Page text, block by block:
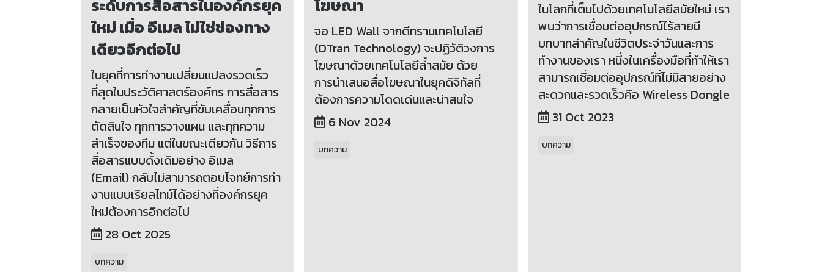
ระดับการสื่อสารในองค์กรยุค
ใหม่ เมื่อ อีเมล ไม่ใช่ช่องทาง
เดียวอีกต่อไป
ในยุคที่การทำงานเปลี่ยนแปลงรวดเร็ว
ที่สุดในประวัติศาสตร์องค์กร การสื่อสาร
กลายเป็นหัวใจสำคัญที่ขับเคลื่อนทุกการ
ตัดสินใจ ทุกการวางแผน และทุกความ
สำเร็จของทีม แต่ในขณะเดียวกัน วิธีการ
สื่อสารแบบดั้งเดิมอย่าง อีเมล
(Email) กลับไม่สามารถตอบโจทย์การทำ
งานแบบเรียลไทม์ได้อย่างที่องค์กรยุค
ใหม่ต้องการอีกต่อไป
28 Oct 2025
บทความ
โฆษณา
จอ LED Wall จากดีทรานเทคโนโลยี
(DTran Technology) จะปฏิวัติวงการ
โฆษณาด้วยเทคโนโลยีล้ำสมัย ด้วย
การนำเสนอสื่อโฆษณาในยุคดิจิทัลที่
ต้องการความโดดเด่นและน่าสนใจ
6 Nov 2024
บทความ
ในโลกที่เต็มไปด้วยเทคโนโลยีสมัยใหม่ เรา
พบว่าการเชื่อมต่ออุปกรณ์ไร้สายมี
บทบาทสำคัญในชีวิตประจำวันและการ
ทำงานของเรา หนึ่งในเครื่องมือที่ทำให้เรา
สามารถเชื่อมต่ออุปกรณ์ที่ไม่มีสายอย่าง
สะดวกและรวดเร็วคือ Wireless Dongle
31 Oct 2023
บทความ